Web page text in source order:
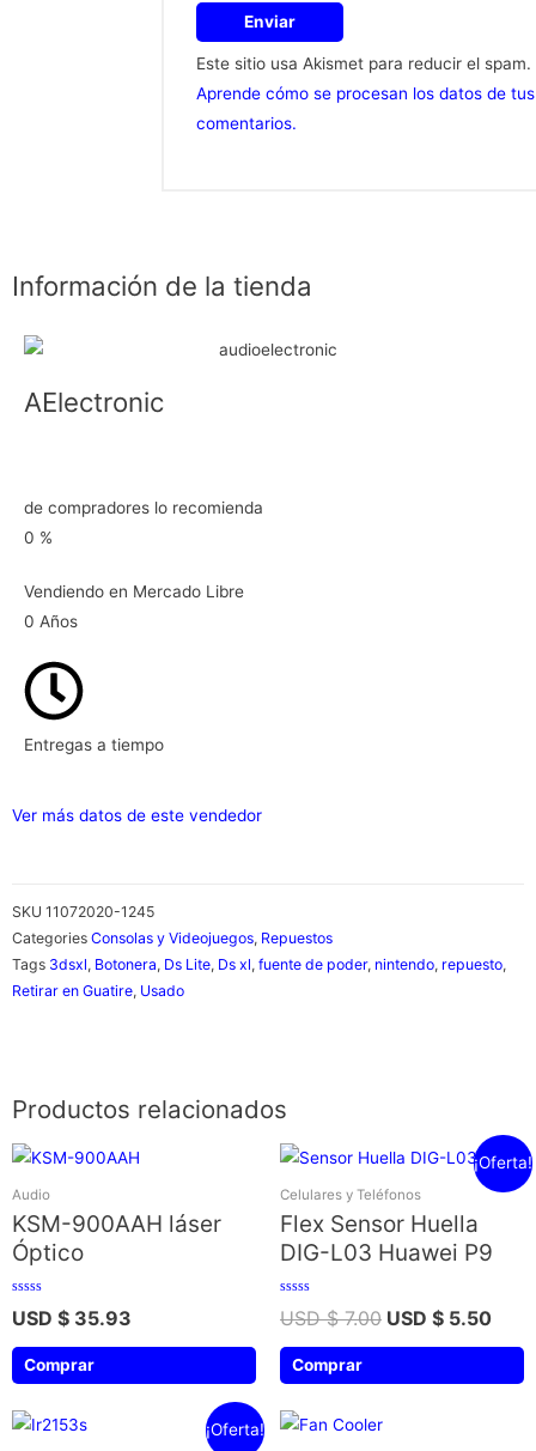
Este sitio usa Akismet para reducir el spam.
Aprende cómo se procesan los datos de tus
comentarios.
Información de la tienda
AElectronic
de compradores lo recomienda
0 %
Vendiendo en Mercado Libre
0 Años
Entregas a tiempo
Ver más datos de este vendedor
SKU 11072020-1245
Categories Consolas y Videojuegos, Repuestos
Tags 3dsxl, Botonera, Ds Lite, Ds xl, fuente de poder, nintendo, repuesto,
Retirar en Guatire, Usado
Productos relacionados
Audio
KSM-900AAH láser
Óptico
Valorado
con
de
USD $ 35.93
Comprar
¡Oferta!
Celulares y Teléfonos
Flex Sensor Huella
DIG-L03 Huawei P9
con
de
USD $7.00 USD $ 5.50
Comprar
¡Oferta!